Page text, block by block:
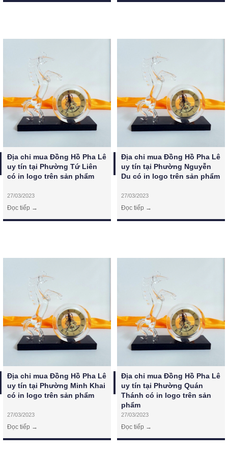
Địa chỉ mua Đồng Hồ Pha Lê
uy tín tại Phường Tứ Liên
có in logo trên sản phẩm
27/03/2023
Đọc tiếp →
Địa chỉ mua Đồng Hồ Pha Lê
uy tín tại Phường Nguyễn
Du có in logo trên sản phẩm
27/03/2023
Đọc tiếp →
Địa chỉ mua Đồng Hồ Pha Lê
uy tín tại Phường Minh Khai
có in logo trên sản phẩm
27/03/2023
Đọc tiếp →
Địa chỉ mua Đồng Hồ Pha Lê
uy tín tại Phường Quán
Thánh có in logo trên sản
phẩm
27/03/2023
Đọc tiếp →